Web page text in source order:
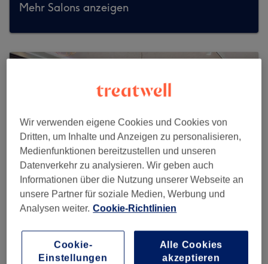
Mehr Salons anzeigen
Prime Cut & Beauty
3622 reviews
Wir verwenden eigene Cookies und Cookies von
Dritten, um Inhalte und Anzeigen zu personalisieren,
Medienfunktionen bereitzustellen und unseren
Datenverkehr zu analysieren. Wir geben auch
Informationen über die Nutzung unserer Webseite an
unsere Partner für soziale Medien, Werbung und
Analysen weiter. Cookie-Richtlinien
Cookie-
Einstellungen
Alle Cookies
akzeptieren